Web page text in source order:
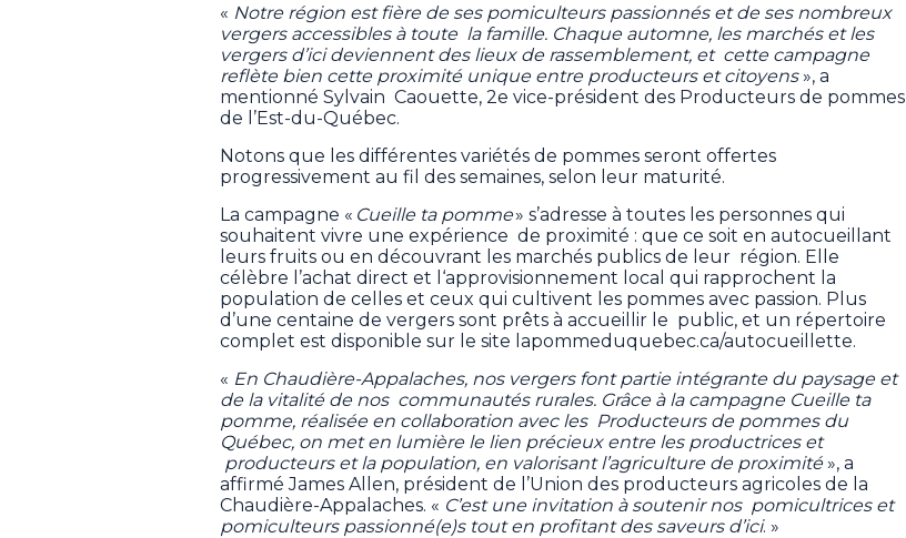
« Notre région est fière de ses pomiculteurs passionnés et de ses nombreux
vergers accessibles à toute la famille. Chaque automne, les marchés et les
vergers d’ici deviennent des lieux de rassemblement, et cette campagne
reflète bien cette proximité unique entre producteurs et citoyens», a
mentionné Sylvain Caouette, 2e vice-président des Producteurs de pommes
de l’Est-du-Québec.
Notons que les différentes variétés de pommes seront offertes
progressivement au fil des semaines, selon leur maturité.
La campagne « Cueille ta pomme» s’adresse à toutes les personnes qui
souhaitent vivre une expérience de proximité : que ce soit en autocueillant
leurs fruits ou en découvrant les marchés publics de leur région. Elle
célèbre l’achat direct et l‘approvisionnement local qui rapprochent la
population de celles et ceux qui cultivent les pommes avec passion. Plus
d’une centaine de vergers sont prêts à accueillir le public, et un répertoire
complet est disponible sur le site lapommeduquebec.ca/autocueillette.
« En Chaudière-Appalaches, nos vergers font partie intégrante du paysage et
de la vitalité de nos communautés rurales. Grâce à la campagne Cueille ta
pomme, réalisée en collaboration avec les Producteurs de pommes du
Québec, on met en lumière le lien précieux entre les productrices et
producteurs et la population, en valorisant l’agriculture de proximité», a
affirmé James Allen, président de l’Union des producteurs agricoles de la
Chaudière-Appalaches. « C’est une invitation à soutenir nos pomicultrices et
pomiculteurs passionné(e)s tout en profitant des saveurs d’ici. »